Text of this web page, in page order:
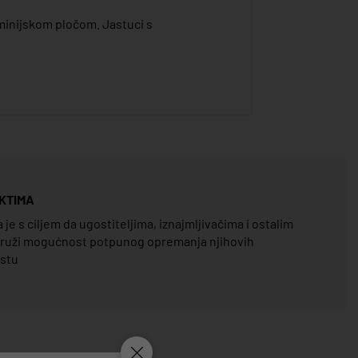
pločom. Jastuci s
je s ciljem da ugostiteljima, iznajmljivačima i ostalim
mogućnost potpunog opremanja njihovih